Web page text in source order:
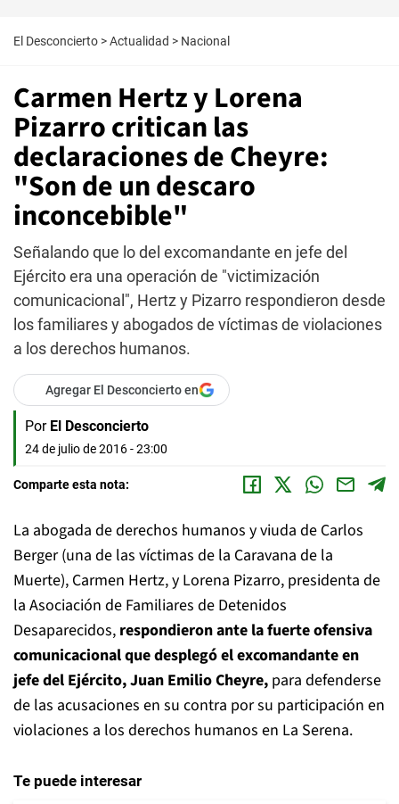
El Desconcierto >Actualidad > Nacional
Carmen Hertz y Lorena
Pizarro critican las
declaraciones de Cheyre:
"Son de un descaro
inconcebible"
Señalando que lo del excomandante en jefe del
Ejército era una operación de "victimización
comunicacional", Hertz y Pizarro respondieron desde
los familiares y abogados de víctimas de violaciones
a los derechos humanos.
Agregar El Desconcierto en
Por El Desconcierto
24 de julio de 2016 - 23:00
Comparte esta nota:
La abogada de derechos humanos y viuda de Carlos
Berger (una de las víctimas de la Caravana de la
Muerte), Carmen Hertz, y Lorena Pizarro, presidenta de
la Asociación de Familiares de Detenidos
Desaparecidos, respondieron ante la fuerte ofensiva
comunicacional que desplegó el excomandante en
jefe del Ejército, Juan Emilio Cheyre, para defenderse
de las acusaciones en su contra por su participación en
violaciones a los derechos humanos en La Serena.
Te puede interesar